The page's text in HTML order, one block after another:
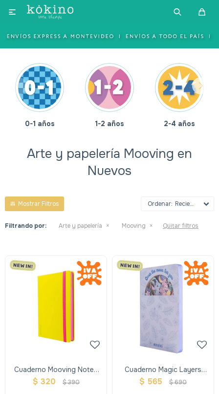

0-1 años 1-2 años 2-4 años
Arte y papelería Mooving en
Nuevos
Recientes
Filtrando por: Arte y papelería Mooving Quitar filtros
Cuaderno Mooving Notes
Rayado A5 - Amarillo Y
$ 320 $390
Cuaderno Magic Layers
Mooving Stitch
$ 565 $690